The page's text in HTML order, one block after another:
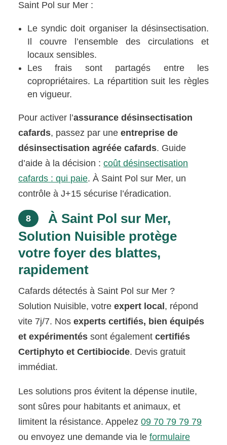
Saint Pol sur Mer :
Le syndic doit organiser la désinsectisation.
Il couvre l’ensemble des circulations et
locaux sensibles.
Les frais sont partagés entre les
copropriétaires. La répartition suit les règles
en vigueur.
Pour activer l’assurance désinsectisation
cafards, passez par uneentreprise de
désinsectisation agréée cafards. Guide
d’aide à la décision :coût désinsectisation
cafards : qui paie. À Saint Pol sur Mer, un
contrôle à J+15 sécurise l’éradication.
8
À Saint Pol sur Mer,
Solution Nuisible protège
votre foyer des blattes,
rapidement
Cafards détectés à Saint Pol sur Mer ?
Solution Nuisible, votreexpert local, répond
vite 7j/7. Nosexperts certifiés, bien équipés
et expérimentés sont égalementcertifiés
Certiphyto et Certibiocide. Devis gratuit
immédiat.
Les solutions pros évitent la dépense inutile,
sont sûres pour habitants et animaux, et
limitent la résistance. Appelez09 70 79 79 79
ou envoyez une demande via leformulaire